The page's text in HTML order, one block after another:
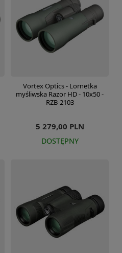
Vortex Optics - Lornetka
myśliwska Razor HD - 10x50 -
RZB-2103
5 279,00 PLN
DOSTĘPNY